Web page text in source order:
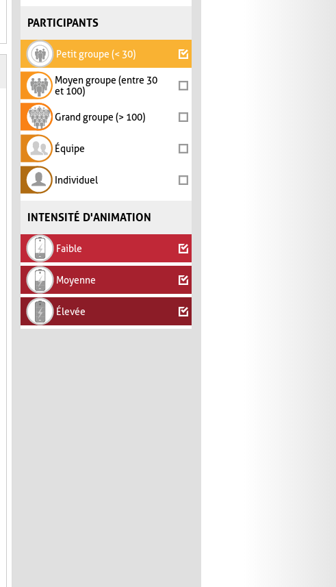
PARTICIPANTS
Petit groupe (< 30)
Moyen groupe (entre 30
et 100)
Grand groupe (> 100)
Équipe
Individuel
INTENSITÉ D'ANIMATION
Faible
Moyenne
Élevée